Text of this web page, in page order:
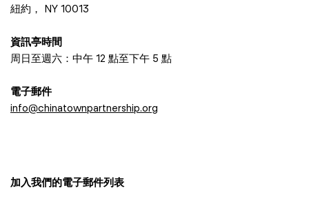
紐約， NY 10013
資訊亭時間
周日至週六：中午 12 點至下午 5 點
電子郵件
info@chinatownpartnership.org
加入我們的電子郵件列表